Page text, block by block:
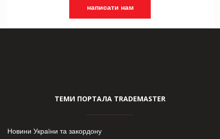
написати нам
ТЕМИ ПОРТАЛА TRADEMASTER
Новини України та закордону